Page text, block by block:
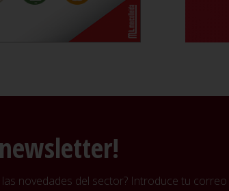
novedades del sector? Introduce tu